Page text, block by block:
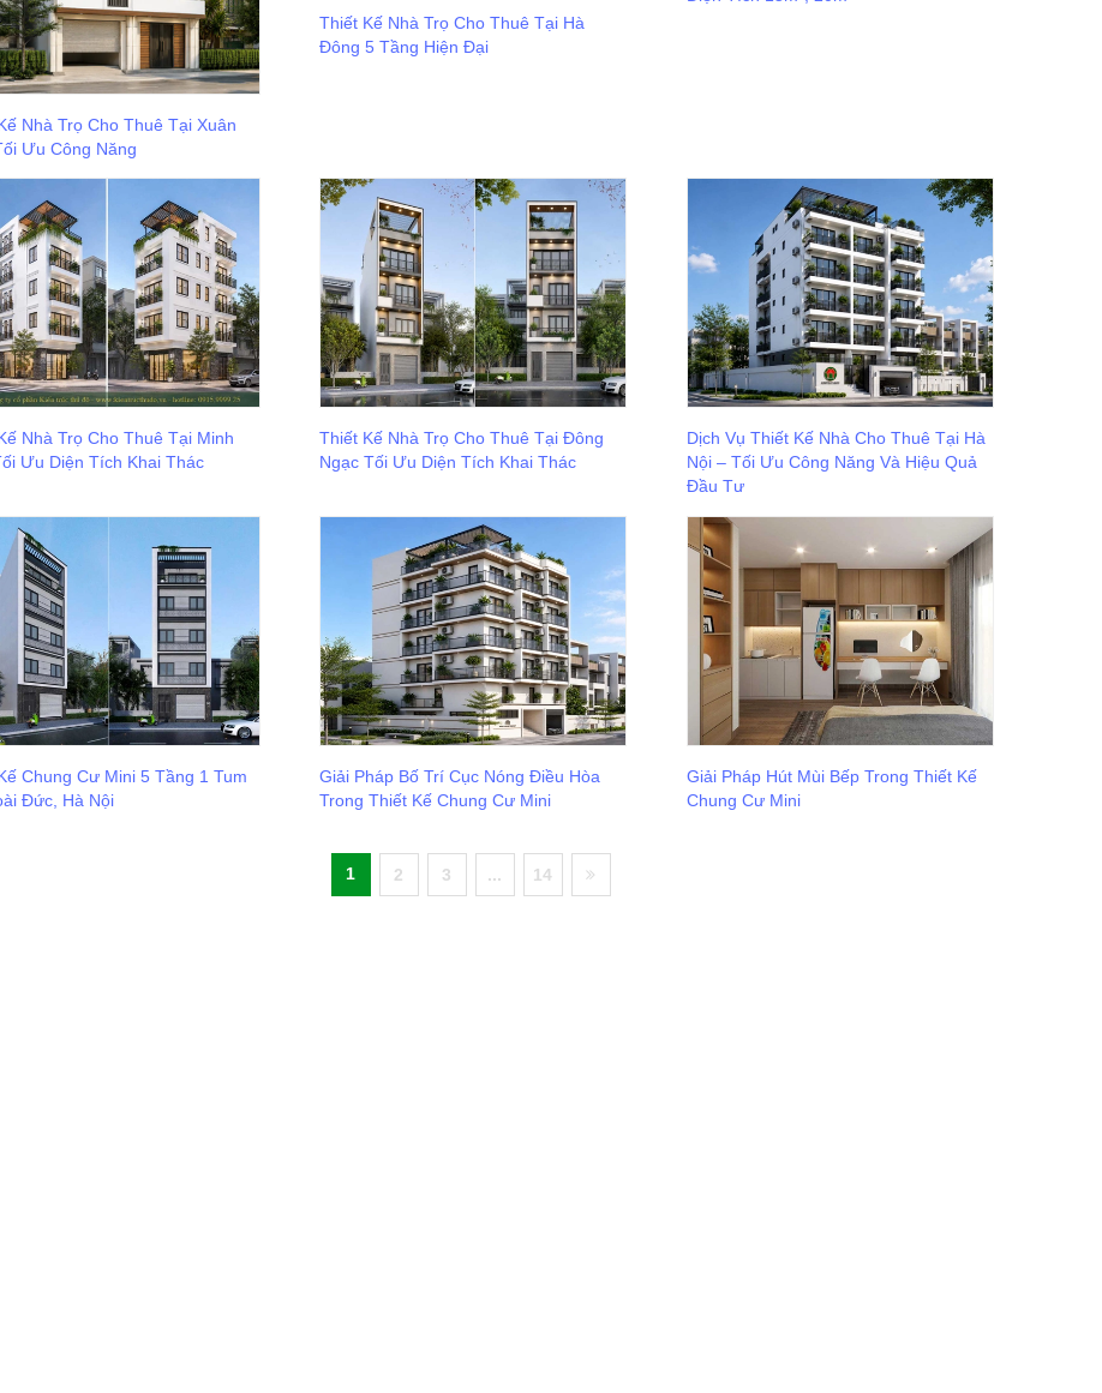
Nhà Trọ Cho Thuê Tại Xuân
Ưu Công Năng
Thiết Kế Nhà Trọ Cho Thuê Tại Hà
Đông 5 Tầng Hiện Đại
Nhà Trọ Cho Thuê Tại Minh
Ưu Diện Tích Khai Thác
Thiết Kế Nhà Trọ Cho Thuê Tại Đông
Ngạc Tối Ưu Diện Tích Khai Thác
Dịch Vụ Thiết Kế Nhà Cho Thuê Tại Hà
Nội – Tối Ưu Công Năng Và Hiệu Quả
Đầu Tư
Chung Cư Mini 5 Tầng 1 Tum
Đức, Hà Nội
Giải Pháp Bố Trí Cục Nóng Điều Hòa
Trong Thiết Kế Chung Cư Mini
Giải Pháp Hút Mùi Bếp Trong Thiết Kế
Chung Cư Mini
1 2 3 ... 14